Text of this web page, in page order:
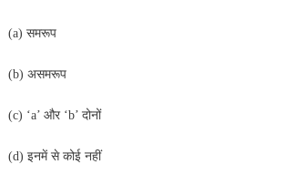
(a) समरूप
(b) असमरूप
(c) ‘a’ और ‘b’ दोनों
(d) इनमें से कोई नहीं